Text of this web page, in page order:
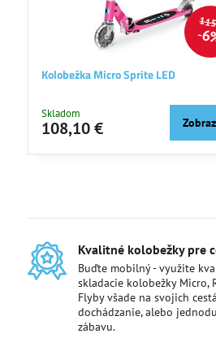
Kolobežka Micro Sprite LED
Skladom
108,10 €
Kvalitné kolobežky pre
Buďte mobilný - využite
skladacie kolobežky Micro,
Flyby všade na svojich
dochádzanie, alebo
zábavu.